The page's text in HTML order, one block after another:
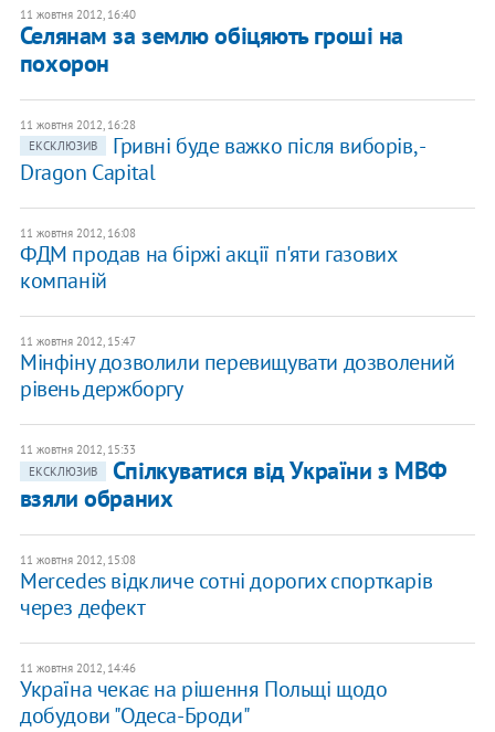
11 жовтня 2012, 16:40
Селянам за землю обіцяють гроші на
похорон
11 жовтня 2012, 16:28
ЕКСКЛЮЗИВ
Гривні буде важко після виборів, -
Dragon Capital
11 жовтня 2012, 16:08
ФДМ продав на біржі акції п'яти газових
компаній
11 жовтня 2012, 15:47
Мінфіну дозволили перевищувати дозволений
рівень держборгу
11 жовтня 2012, 15:33
ЕКСКЛЮЗИВ
Спілкуватися від України з МВФ
взяли обраних
11 жовтня 2012, 15:08
Mercedes відкличе сотні дорогих спорткарів
через дефект
11 жовтня 2012, 14:46
Україна чекає на рішення Польщі щодо
добудови "Одеса-Броди"